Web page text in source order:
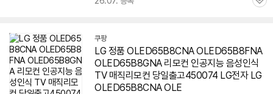
관
쿠팡
LG 정품 OLED65B8CNA OLED65B8FNA
OLED65B8GNA 리모컨 인공지능 음성인식
TV 매직리모컨 당일출고450074 LG전자 LG
OLED65B8CNA OLE